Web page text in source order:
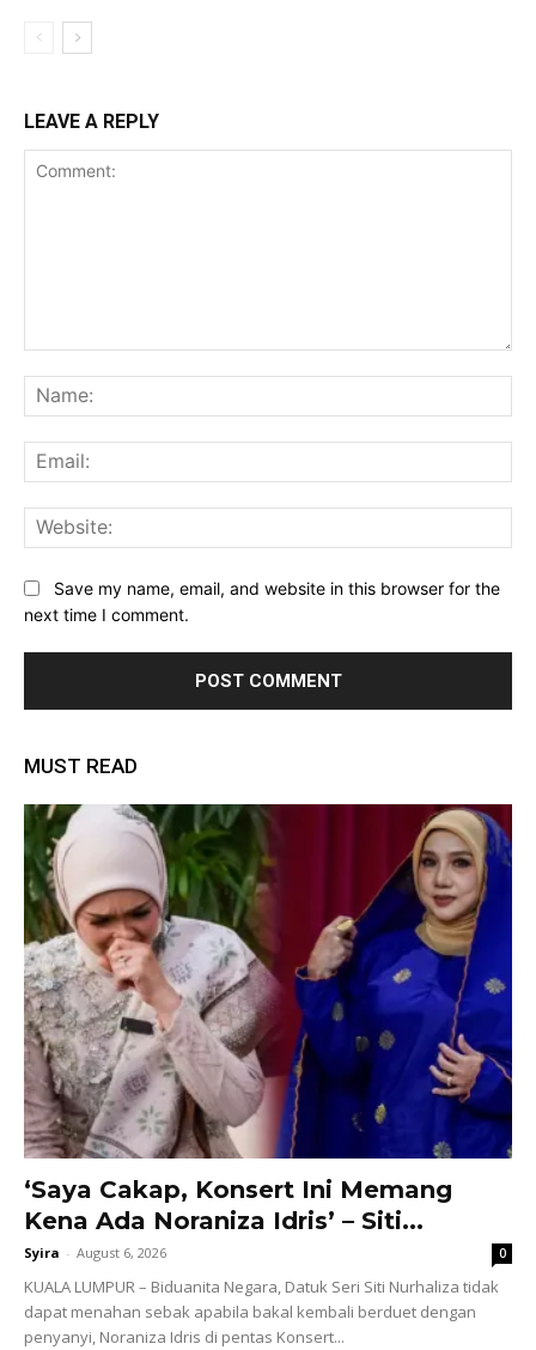
LEAVE A REPLY
Save my name, email, and website in this browser for the
next time I comment.
MUST READ
‘Saya Cakap, Konsert Ini Memang
Kena Ada Noraniza Idris’ – Siti...
Syira - August 6, 2026 0
KUALA LUMPUR – Biduanita Negara, Datuk Seri Siti Nurhaliza tidak
dapat menahan sebak apabila bakal kembali berduet dengan
penyanyi, Noraniza Idris di pentas Konsert...